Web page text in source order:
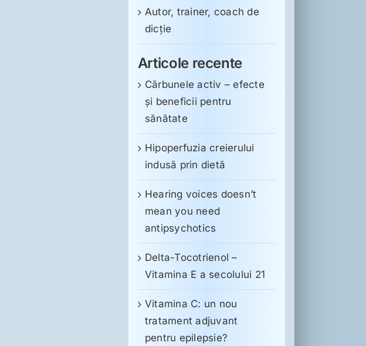
Autor, trainer, coach de
dicție
Articole recente
Cărbunele activ – efecte
și beneficii pentru
sănătate
Hipoperfuzia creierului
indusă prin dietă
Hearing voices doesn’t
mean you need
antipsychotics
Delta-Tocotrienol –
Vitamina E a secolului 21
Vitamina C: un nou
tratament adjuvant
pentru epilepsie?